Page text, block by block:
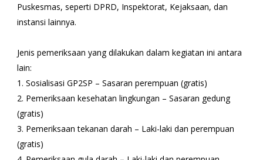
Puskesmas, seperti DPRD, Inspektorat, Kejaksaan, dan
instansi lainnya.
Jenis pemeriksaan yang dilakukan dalam kegiatan ini antara
lain:
1. Sosialisasi GP2SP – Sasaran perempuan (gratis)
2. Pemeriksaan kesehatan lingkungan – Sasaran gedung
(gratis)
3. Pemeriksaan tekanan darah – Laki-laki dan perempuan
(gratis)